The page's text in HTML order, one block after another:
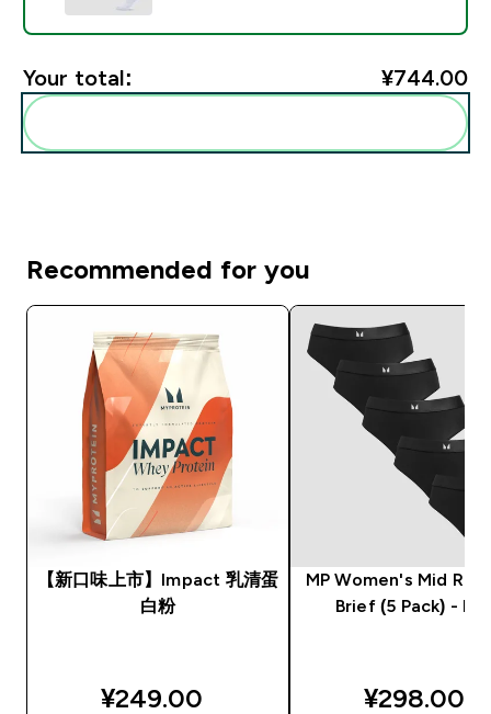
Your total: ¥744.00‎
Recommended for you
【新口味上市】Impact 乳清蛋
白粉
¥249.00‎
MP Women's Mid
Brief (5 Pack) -
¥298.00‎